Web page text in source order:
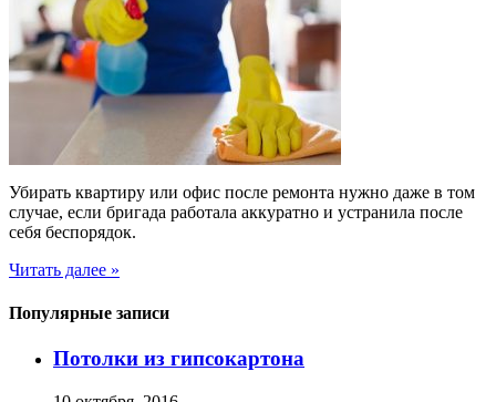
Убирать квартиру или офис после ремонта нужно даже в том
случае, если бригада работала аккуратно и устранила после
себя беспорядок.
Читать далее »
Популярные записи
Потолки из гипсокартона